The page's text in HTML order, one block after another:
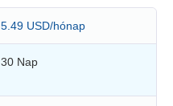
5.49 USD/hónap
30 Nap